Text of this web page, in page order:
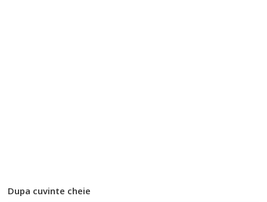
Dupa cuvinte cheie